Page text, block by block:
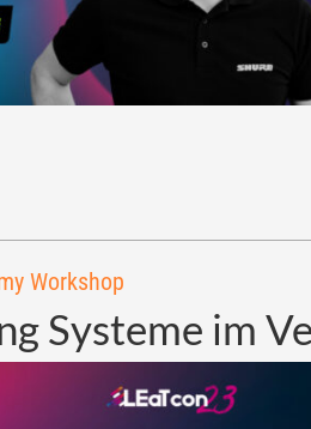
Workshop
Systeme im